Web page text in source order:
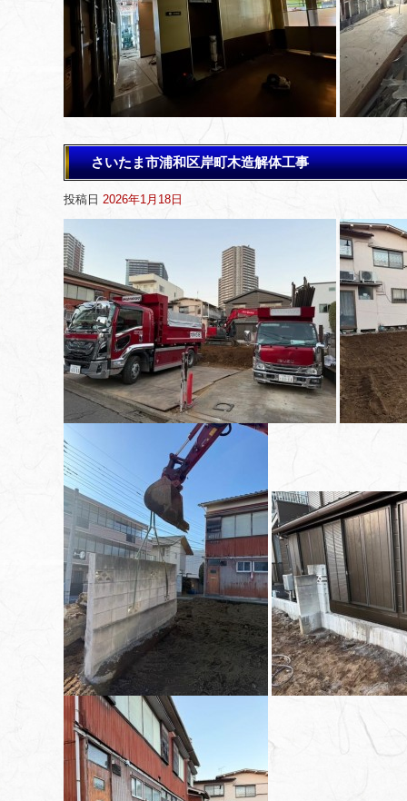
さいたま市浦和区岸町木造解体工事
投稿日 2026年1月18日